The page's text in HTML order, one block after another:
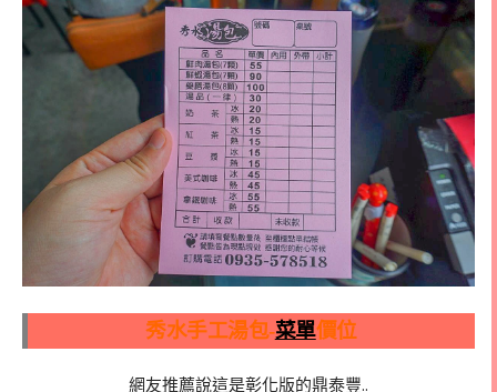
秀水手工湯包-菜單價位
網友推薦說這是彰化版的鼎泰豐..